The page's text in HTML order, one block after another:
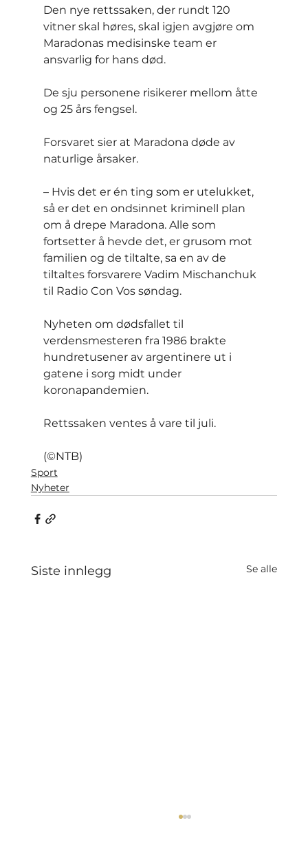
Den nye rettssaken, der rundt 120
vitner skal høres, skal igjen avgjøre om
Maradonas medisinske team er
ansvarlig for hans død.
De sju personene risikerer mellom åtte
og 25 års fengsel.
Forsvaret sier at Maradona døde av
naturlige årsaker.
– Hvis det er én ting som er utelukket,
så er det en ondsinnet kriminell plan
om å drepe Maradona. Alle som
fortsetter å hevde det, er grusom mot
familien og de tiltalte, sa en av de
tiltaltes forsvarere Vadim Mischanchuk
til Radio Con Vos søndag.
Nyheten om dødsfallet til
verdensmesteren fra 1986 brakte
hundretusener av argentinere ut i
gatene i sorg midt under
koronapandemien.
Rettssaken ventes å vare til juli.
(©NTB)
Sport
Nyheter
Siste innlegg Se alle